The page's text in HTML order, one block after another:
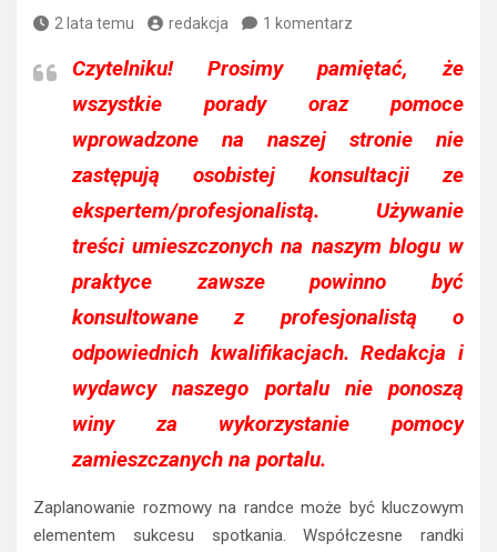
2 lata temu redakcja 1 komentarz
Czytelniku!Prosimy pamiętać, że
wszystkie porady oraz pomoce
wprowadzone na naszej stronie nie
zastępują osobistej konsultacji ze
ekspertem/profesjonalistą. Używanie
treści umieszczonych na naszym blogu w
praktyce zawsze powinno być
konsultowane z profesjonalistą o
odpowiednich kwalifikacjach. Redakcja i
wydawcy naszego portalu nie ponoszą
winy za wykorzystanie pomocy
zamieszczanych na portalu.
Zaplanowanie rozmowy na randce może być kluczowym
elementem sukcesu spotkania. Współczesne randki